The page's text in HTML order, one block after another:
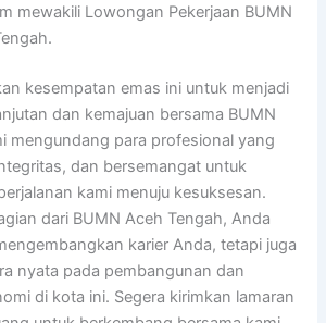
mewakili Lowongan Pekerjaan BUMN
kesempatan emas ini untuk menjadi
dan kemajuan bersama BUMN
mengundang para profesional yang
dan bersemangat untuk
kami menuju kesuksesan.
dari BUMN Aceh Tengah, Anda
karier Anda, tetapi juga
nyata pada pembangunan dan
di kota ini. Segera kirimkan lamaran